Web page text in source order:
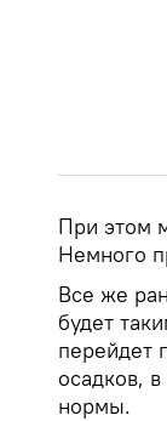
При этом
Немного
Все же
будет
перейдет
осадков,
нормы.